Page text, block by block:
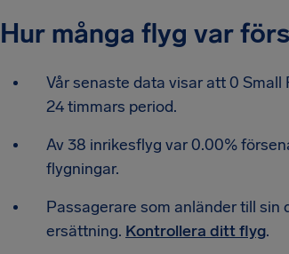
Hur många flyg var
Vår senaste data visar att 0
24 timmars period.
Av 38 inrikesflyg var 0.00%
flygningar.
Passagerare som anländer till
ersättning. Kontrollera ditt flyg.